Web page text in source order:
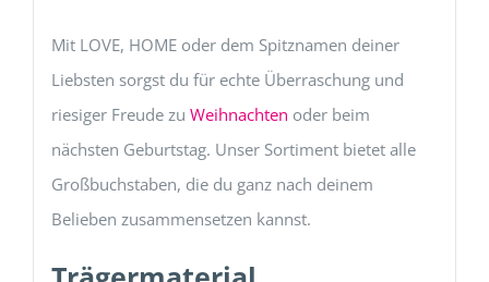
Mit LOVE, HOME oder dem Spitznamen deiner
Liebsten sorgst du für echte Überraschung und
riesiger Freude zu Weihnachten oder beim
nächsten Geburtstag. Unser Sortiment bietet alle
Großbuchstaben, die du ganz nach deinem
Belieben zusammensetzen kannst.